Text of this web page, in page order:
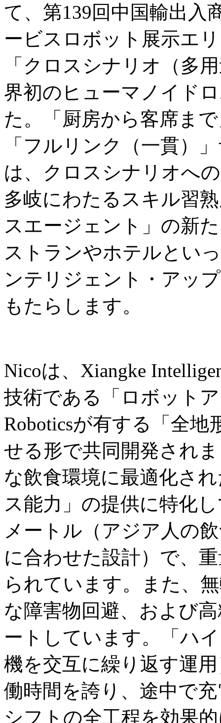
て、第139回中国輸出入
ービスロボット展示エ
「クロスシナリオ（多
界初のヒューマノイド
た。「厨房から客席ま
「フルリンク（一貫）
は、クロスシナリオへ
多岐にわたるスキル習
スエージェント」の新
ストランやホテルとい
ンテリジェント・アッ
もたらします。
Nicoは、Xiangke
技術である「ロボット
Roboticsが有する「全
せる形で共同開発され
な飲食環境に最適化さ
ス能力」の提供に特化
メートル（アジア人の
に合わせた設計）で、
られています。また、
な障害物回避、および
ートしています。「ハ
機を交互に繰り返す運
働時間を誇り、途中で
シフトの全工程を効果